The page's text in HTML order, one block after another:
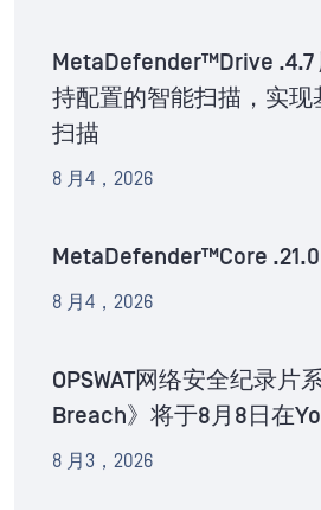
MetaDefender™Drive
持配置的智能扫描，实现
扫描
8 月4，2026
MetaDefender™Core
8 月4，2026
OPSWAT网络安全纪录片
Breach》将于8月8日在
8 月3，2026